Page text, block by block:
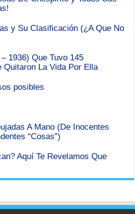
y Su Clasificación (¿A Que No
1936) Que Tuvo 145
Quitaron La Vida Por Ella
posibles
A Mano (De Inocentes
“Cosas”)
Aquí Te Revelamos Que